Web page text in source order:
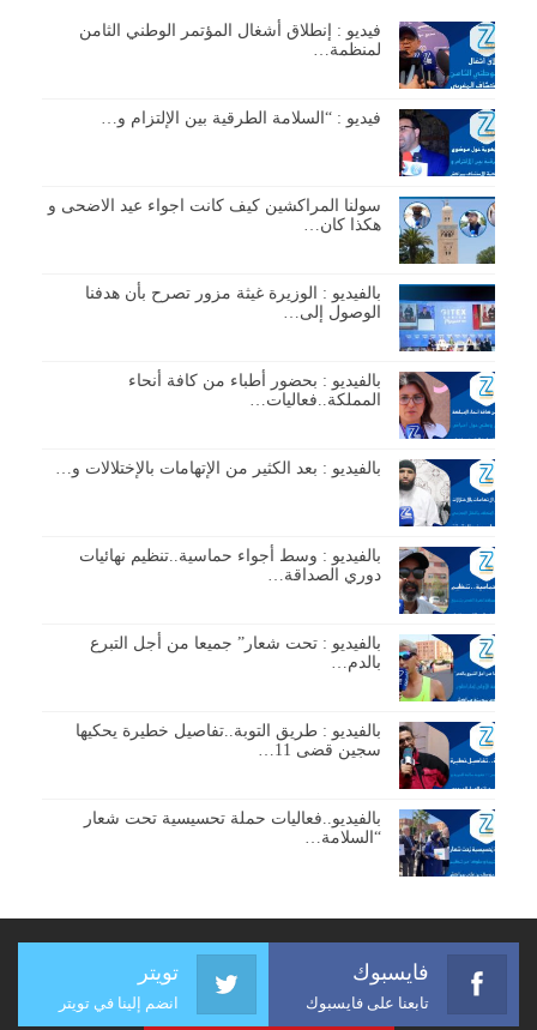
فيديو : إنطلاق أشغال المؤتمر الوطني الثامن
لمنظمة…
فيديو : “السلامة الطرقية بين الإلتزام و…
سولنا المراكشين كيف كانت اجواء عيد الاضحى و
هكذا كان…
بالفيديو : الوزيرة غيثة مزور تصرح بأن هدفنا
الوصول إلى…
بالفيديو : بحضور أطباء من كافة أنحاء
المملكة..فعاليات…
بالفيديو : بعد الكثير من الإتهامات بالإختلالات و…
بالفيديو : وسط أجواء حماسية..تنظيم نهائيات
دوري الصداقة…
بالفيديو : تحت شعار” جميعا من أجل التبرع
بالدم…
بالفيديو : طريق التوبة..تفاصيل خطيرة يحكيها
سجين قضى 11…
بالفيديو..فعاليات حملة تحسيسية تحت شعار
“السلامة…
فايسبوك
تابعنا على فايسبوك
تويتر
انضم إلينا في تويتر